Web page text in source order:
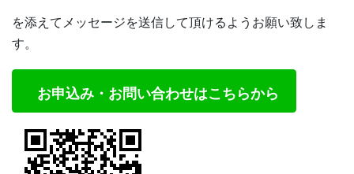
を添えてメッセージを送信して頂けるようお願い致しま
す。
お申込み・お問い合わせはこちらから